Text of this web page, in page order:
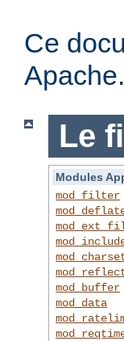
Ce
Apache.
Le
Modules
mod_filter
mod_buffer
mod_data